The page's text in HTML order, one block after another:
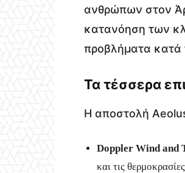
ανθρώπων στον
κατανόηση των
προβλήματα κατά
Τα τέσσερα
Η αποστολή
Doppler Wind and
και τις